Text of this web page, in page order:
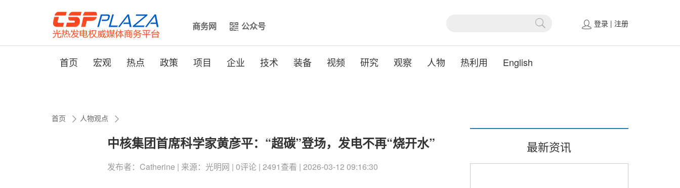
商务网 公众号 登录 | 注册
首页 宏观 热点 政策 项目 企业 技术 装备 视频 研究 观察 人物 热利用 English
首页 人物观点
中核集团首席科学家黄彦平：“超碳”登场，发电不再“烧开水”
发布者：Catherine | 来源：光明网 | 0评论 | 2491查看 | 2026-03-12 09:16:30
最新资讯